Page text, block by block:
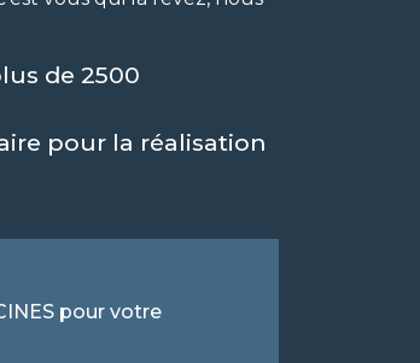
de 2500
pour la réalisation
pour votre